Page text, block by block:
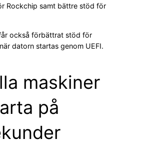
Rockchip samt bättre stöd för
också förbättrat stöd för
datorn startas genom UEFI.
maskiner
på